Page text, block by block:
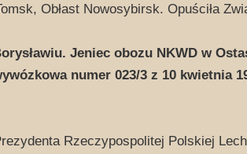
Obłast Nowosybirsk. Opuściła
Jeniec obozu NKWD w
numer 023/3 z 10 kwietnia
Rzeczypospolitej Polskiej